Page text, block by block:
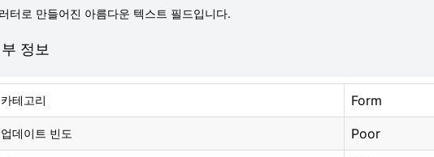
터로 만들어진 아름다운 텍스트 필드입니다.
정보
카테고리 Form
업데이트 빈도 Poor